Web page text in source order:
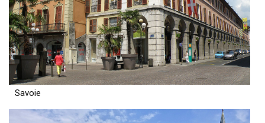
Savoie